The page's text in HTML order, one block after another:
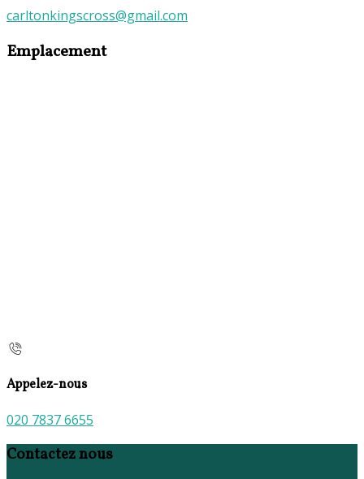
carltonkingscross@gmail.com
Emplacement
Appelez-nous
020 7837 6655
Contactez nous